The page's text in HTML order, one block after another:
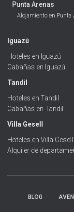
Punta Arenas
Alojamiento en Punta
Iguazú
Hoteles en Iguazú
Cabañas en Iguazú
Tandil
Hoteles en Tandil
Cabañas en Tandil
Villa Gesell
Hoteles en Villa Gesell
Alquiler de
BLOG